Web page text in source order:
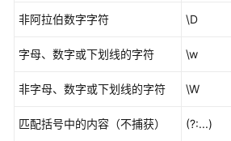
并
求
管
理
代
非阿拉伯数字字符 \D
字母、数字或下划线的字符 \w
非字母、数字或下划线的字符 \W
匹配括号中的内容（不捕获） (?:...)